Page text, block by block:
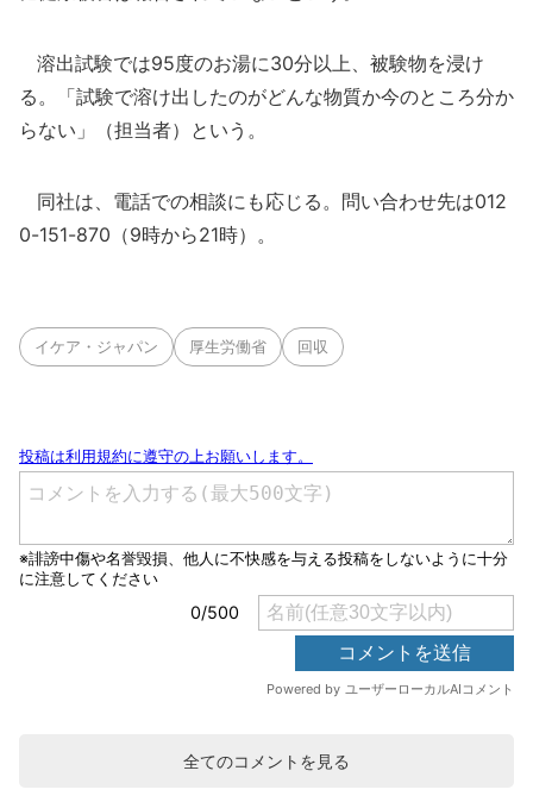
溶出試験では95度のお湯に30分以上、被験物を浸け
る。「試験で溶け出したのがどんな物質か今のところ分か
らない」（担当者）という。
同社は、電話での相談にも応じる。問い合わせ先は012
0-151-870（9時から21時）。
イケア・ジャパン 厚生労働省 回収
全てのコメントを見る